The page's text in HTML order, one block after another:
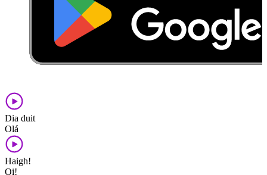
Dia duit
Olá
Haigh!
Oi!